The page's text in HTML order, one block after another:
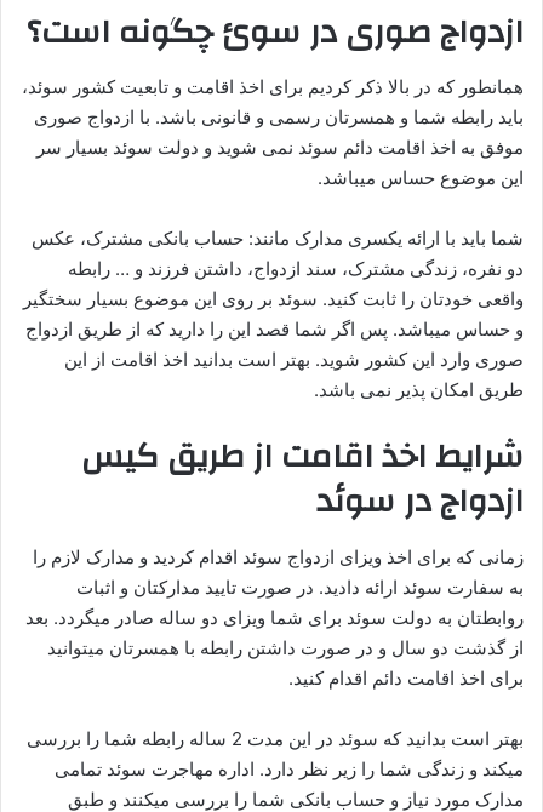
ازدواج صوریدر سوئ چگونه است؟
همانطور که در بالا ذکر کردیم برای اخذ اقامت و تابعیت کشور سوئد،
باید رابطه شما و همسرتان رسمی و قانونی باشد. با ازدواج صوری
موفق به اخذ اقامت دائم سوئد نمی شوید و دولت سوئد بسیار سر
این موضوع حساس میباشد.
شما باید با ارائه یکسری مدارک مانند: حساب بانکی مشترک، عکس
دو نفره، زندگی مشترک، سند ازدواج، داشتن فرزند و … رابطه
واقعی خودتان را ثابت کنید. سوئد بر روی این موضوع بسیار سختگیر
و حساس میباشد. پس اگر شما قصد این را دارید که از طریق ازدواج
صوری وارد این کشور شوید. بهتر است بدانید اخذ اقامت از این
طریق امکان پذیر نمی باشد.
شرایط اخذ اقامت از طریق کیس
ازدواج در سوئد
زمانی که برای اخذ ویزای ازدواج سوئد اقدام کردید و مدارک لازم را
به سفارت سوئد ارائه دادید. در صورت تایید مدارکتان و اثبات
روابطتان به دولت سوئد برای شما ویزای دو ساله صادر میگردد. بعد
از گذشت دو سال و در صورت داشتن رابطه با همسرتان میتوانید
برای اخذ اقامت دائم اقدام کنید.
بهتر است بدانید که سوئد در این مدت 2 ساله رابطه شما را بررسی
میکند و زندگی شما را زیر نظر دارد. اداره مهاجرت سوئد تمامی
مدارک مورد نیاز و حساب بانکی شما را بررسی میکنند و طبق